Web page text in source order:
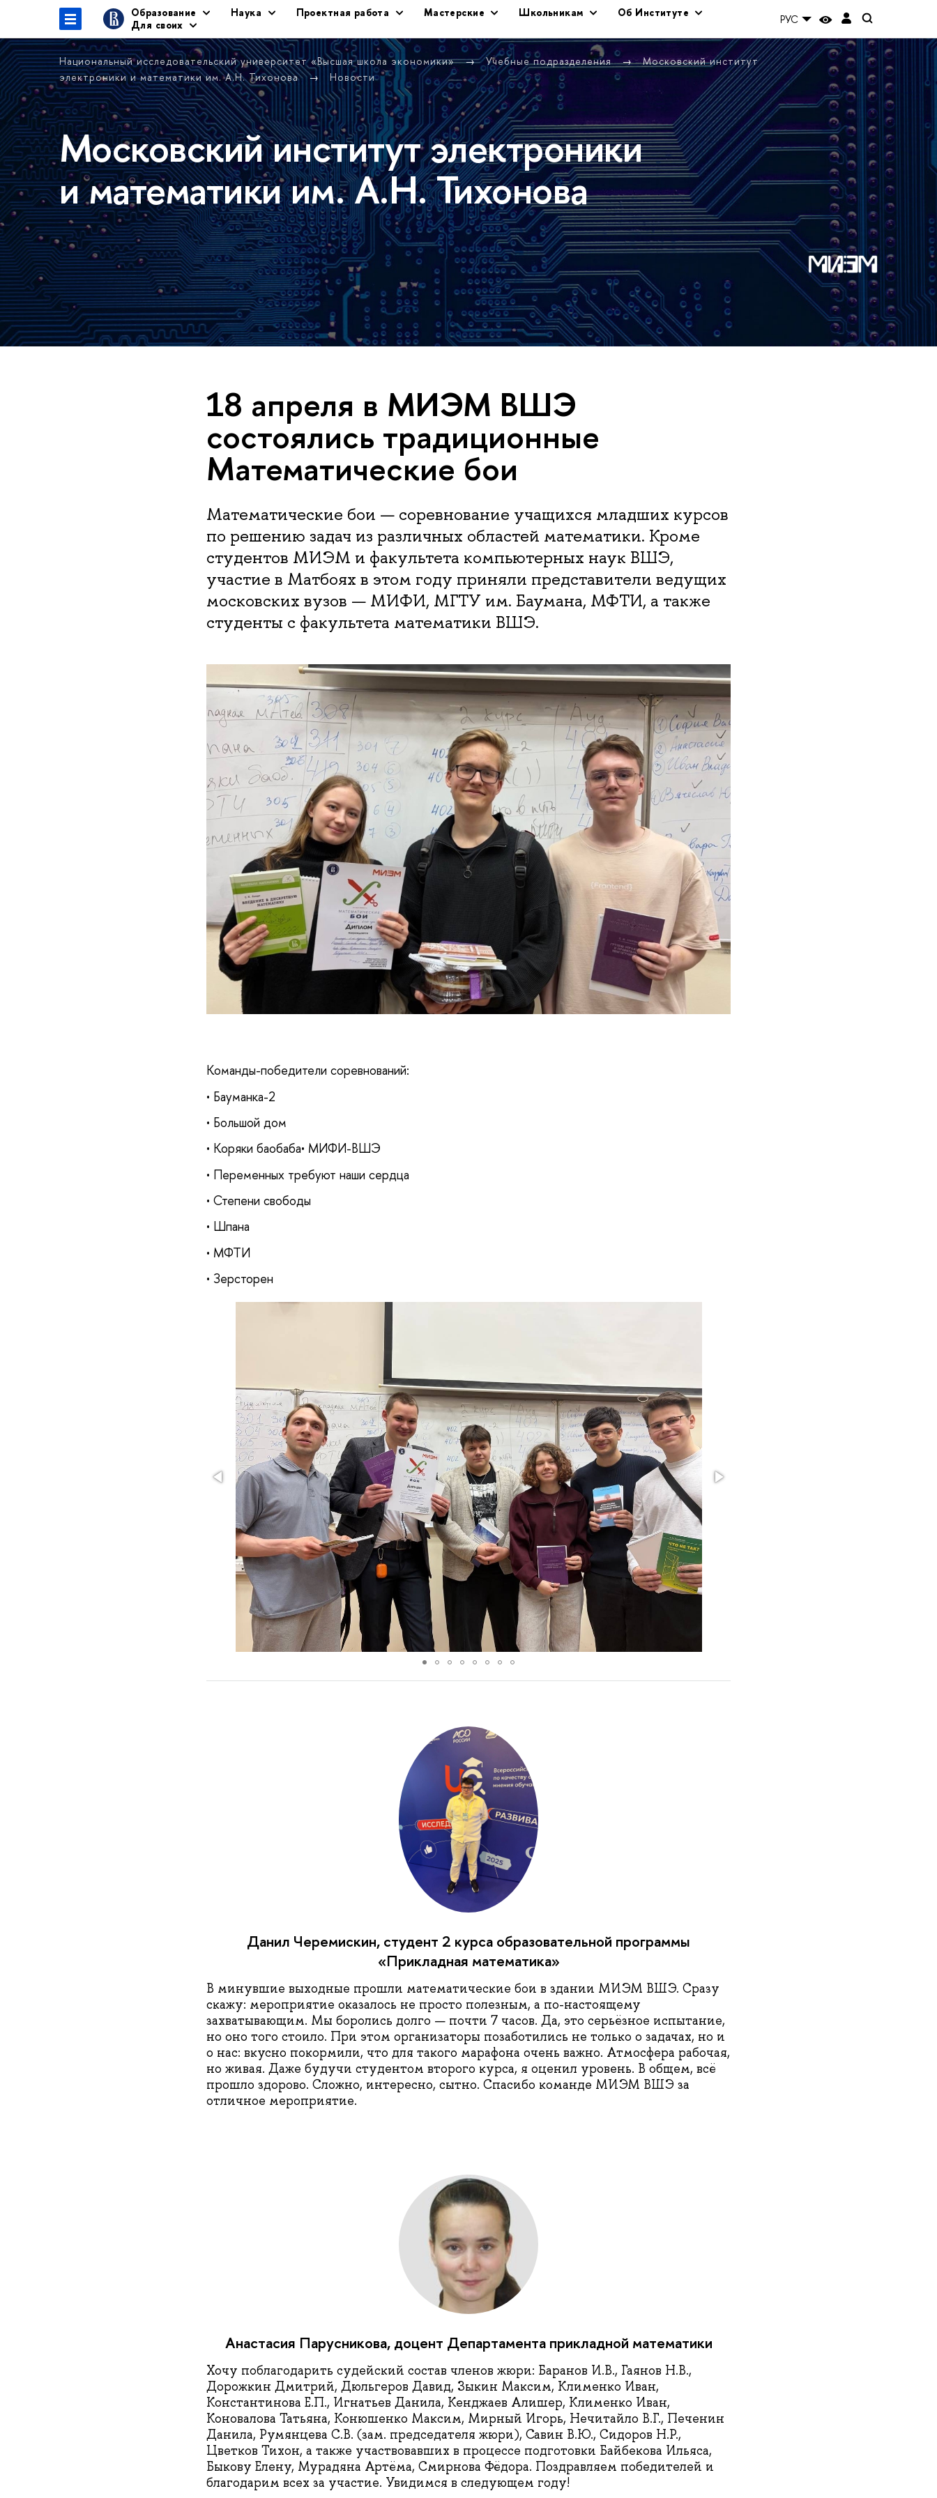
Образование Наука Проектная работа Мастерские Школьникам
Об Институте
Для своих
РУС
Национальный исследовательский университет «Высшая школа экономики» Учебные подразделения
Московский институт
электроники и математики им. А.Н. Тихонова
Новости
Московский институт электроники
и математики им. А.Н. Тихонова
18 апреля в МИЭМ ВШЭ
состоялись традиционные
Математические бои
Математические бои — соревнование учащихся младших курсов
по решению задач из различных областей математики. Кроме
студентов МИЭМ и факультета компьютерных наук ВШЭ,
участие в Матбоях в этом году приняли представители ведущих
московских вузов — МИФИ, МГТУ им. Баумана, МФТИ, а также
студенты с факультета математики ВШЭ.
Команды-победители соревнований:
• Бауманка-2
• Большой дом
• Коряки баобаба• МИФИ-ВШЭ
• Переменных требуют наши сердца
• Степени свободы
• Шпана
• МФТИ
• Зерсторен
Данил Черемискин, студент 2 курса образовательной программы
«Прикладная математика»
В минувшие выходные прошли математические бои в здании МИЭМ ВШЭ. Сразу
скажу: мероприятие оказалось не просто полезным, а по-настоящему
захватывающим. Мы боролись долго — почти 7 часов. Да, это серьёзное испытание,
но оно того стоило. При этом организаторы позаботились не только о задачах, но и
о нас: вкусно покормили, что для такого марафона очень важно. Атмосфера рабочая,
но живая. Даже будучи студентом второго курса, я оценил уровень. В общем, всё
прошло здорово. Сложно, интересно, сытно. Спасибо команде МИЭМ ВШЭ за
отличное мероприятие.
Анастасия Парусникова, доцент Департамента прикладной математики
Хочу поблагодарить судейский состав членов жюри: Баранов И.В., Гаянов Н.В.,
Дорожкин Дмитрий, Дюльгеров Давид, Зыкин Максим, Клименко Иван,
Константинова Е.П., Игнатьев Данила, Кенджаев Алишер, Клименко Иван,
Коновалова Татьяна, Конюшенко Максим, Мирный Игорь, Нечитайло В.Г., Печенин
Данила, Румянцева С.В. (зам. председателя жюри), Савин В.Ю., Сидоров Н.Р.,
Цветков Тихон, а также участвовавших в процессе подготовки Байбекова Ильяса,
Быкову Елену, Мурадяна Артёма, Смирнова Фёдора. Поздравляем победителей и
благодарим всех за участие. Увидимся в следующем году!